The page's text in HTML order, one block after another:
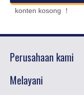
konten kosong ！
Perusahaan kami
Melayani